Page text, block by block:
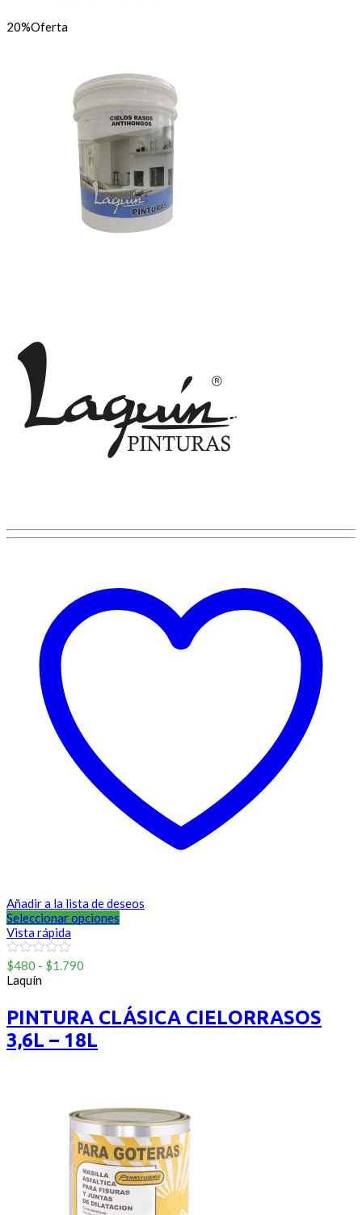
20%Oferta
Añadir a la lista de deseos
Seleccionar opciones
Vista rápida
0
out
of
$480 - $1.790
desde
$480
hasta
$1.790
Laquín
PINTURA CLÁSICA CIELORRASOS
3,6L – 18L